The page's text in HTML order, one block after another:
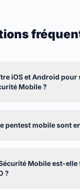
iOS et Android pour
Mobile ?
pentest mobile sont
Mobile est-elle
?